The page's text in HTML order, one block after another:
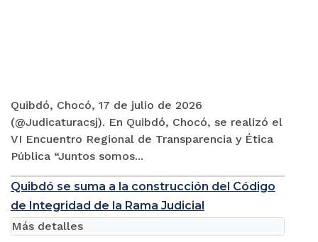
Quibdó, Chocó, 17 de julio de 2026
(@Judicaturacsj). En Quibdó, Chocó, se realizó el
VI Encuentro Regional de Transparencia y Ética
Pública “Juntos somos...
Quibdó se suma a la construcción del Código
de Integridad de la Rama Judicial
Más detalles